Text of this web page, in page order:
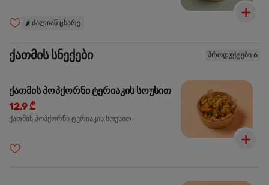
🌶️ ძალიან ცხარე
ქათმის სნექები პროდუქტები 6
ქათმის პოპქორნი ტერიაკის სოუსით
12,9 ₾
ქათმის პოპქორნი ტერიაკის სოუსით